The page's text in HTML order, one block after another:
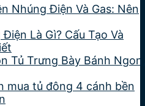
Nhúng Điện Và Gas: Nên
Là Gì? Cấu Tạo Và
Tủ Trưng Bày Bánh Ngon,
mua tủ đông 4 cánh bền